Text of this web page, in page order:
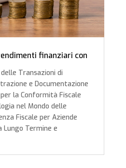
finanziari con
Transazioni di
e Documentazione
la Conformità Fiscale
nel Mondo delle
Fiscale per Aziende
Lungo Termine e